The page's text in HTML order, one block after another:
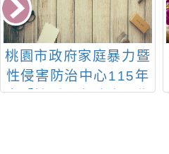
桃園市政府家庭暴力暨
性侵害防治中心115年
度「性別暴力防治影像